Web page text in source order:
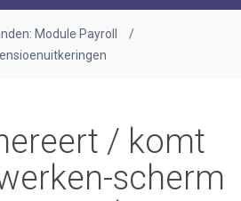
Module Payroll
/ komt
scherm